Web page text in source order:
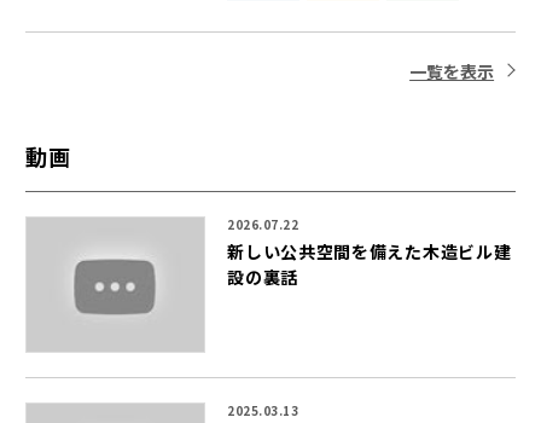
一覧を表示
動画
2026.07.22
新しい公共空間を備えた木造ビル建
設の裏話
2025.03.13